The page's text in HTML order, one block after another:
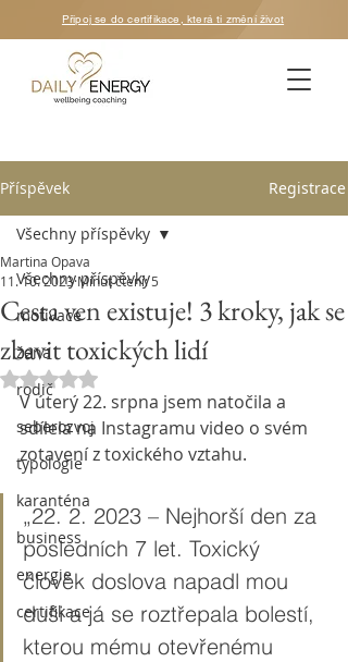
Připoj se do certifikace, která ti změní život
Příspěvek Registrace
Všechny příspěvky
motivace
žena
rodič
seberozvoj
typologie
karanténa
business
energie
certifikace
Všechny příspěvky
Cesta ven existuje! 3 kroky, jak se
zbavit toxických lidí
Martina Opava
11. 10. 2023 Minut čtení: 5
Hodnoceno NaN z 5 hvězdiček.
V úterý 22. srpna jsem natočila a
sdílela na Instagramu video o svém
zotavení z toxického vztahu.
„22. 2. 2023 – Nejhorší den za
posledních 7 let. Toxický
člověk doslova napadl mou
duši a já se roztřepala bolestí,
kterou mému otevřenému